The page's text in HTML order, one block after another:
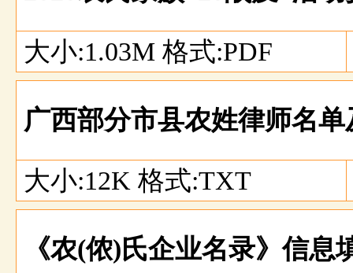
大小:1.03M 格式:PDF
广西部分市县农姓律师名
大小:12K 格式:TXT
《农(侬)氏企业名录》信息